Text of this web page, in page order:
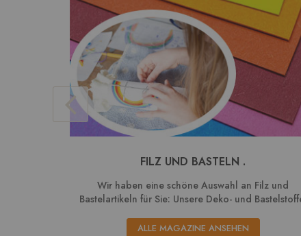
FILZ UND BASTELN .
Wir haben eine schöne Auswahl an Filz und
Bastelartikeln für Sie: Unsere Deko- und
ALLE MAGAZINE ANSEHEN